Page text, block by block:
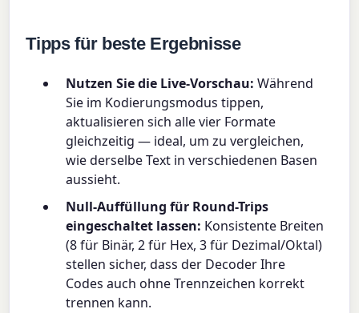
Tipps für beste Ergebnisse
Nutzen Sie die Live-Vorschau: Während
Sie im Kodierungsmodus tippen,
aktualisieren sich alle vier Formate
gleichzeitig — ideal, um zu vergleichen,
wie derselbe Text in verschiedenen Basen
aussieht.
Null-Auffüllung für Round-Trips
eingeschaltet lassen: Konsistente Breiten
(8 für Binär, 2 für Hex, 3 für Dezimal/Oktal)
stellen sicher, dass der Decoder Ihre
Codes auch ohne Trennzeichen korrekt
trennen kann.